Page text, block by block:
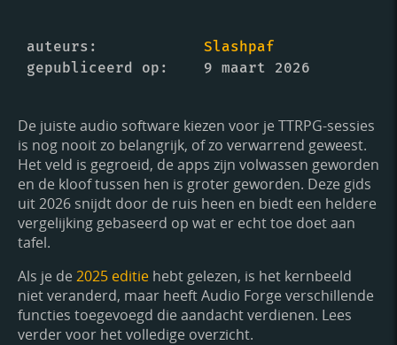
auteurs
Slashpaf
gepubliceerd op
9 maart 2026
De juiste audio software kiezen voor je TTRPG-sessies
is nog nooit zo belangrijk, of zo verwarrend geweest.
Het veld is gegroeid, de apps zijn volwassen geworden
en de kloof tussen hen is groter geworden. Deze gids
uit 2026 snijdt door de ruis heen en biedt een heldere
vergelijking gebaseerd op wat er echt toe doet aan
tafel.
Als je de 2025 editie hebt gelezen, is het kernbeeld
niet veranderd, maar heeft Audio Forge verschillende
functies toegevoegd die aandacht verdienen. Lees
verder voor het volledige overzicht.